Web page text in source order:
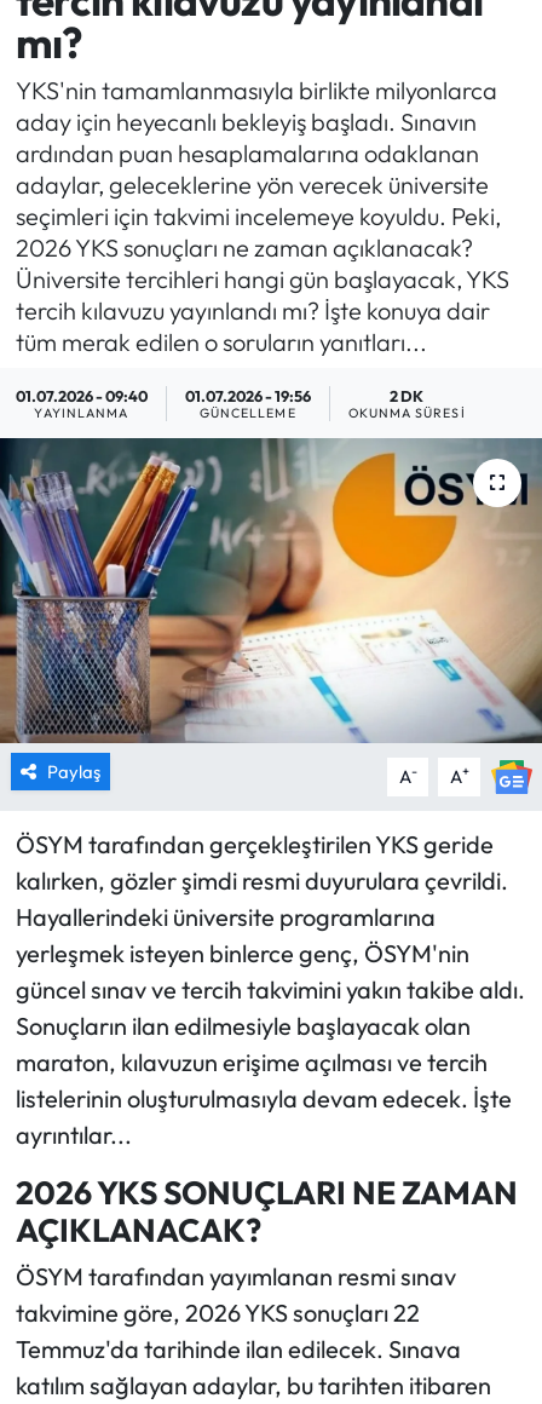
mı?
YKS'nin tamamlanmasıyla birlikte milyonlarca
aday için heyecanlı bekleyiş başladı. Sınavın
ardından puan hesaplamalarına odaklanan
adaylar, geleceklerine yön verecek üniversite
seçimleri için takvimi incelemeye koyuldu. Peki,
2026 YKS sonuçları ne zaman açıklanacak?
Üniversite tercihleri hangi gün başlayacak, YKS
tercih kılavuzu yayınlandı mı? İşte konuya dair
tüm merak edilen o soruların yanıtları...
01.07.2026 - 09:40
YAYINLANMA
01.07.2026 - 19:56
GÜNCELLEME
2 DK
OKUNMA SÜRESI
Paylaş A- A+
ÖSYM tarafından gerçekleştirilen YKS geride
kalırken, gözler şimdi resmi duyurulara çevrildi.
Hayallerindeki üniversite programlarına
yerleşmek isteyen binlerce genç, ÖSYM'nin
güncel sınav ve tercih takvimini yakın takibe aldı.
Sonuçların ilan edilmesiyle başlayacak olan
maraton, kılavuzun erişime açılması ve tercih
listelerinin oluşturulmasıyla devam edecek. İşte
ayrıntılar...
2026 YKS SONUÇLARI NE ZAMAN
AÇIKLANACAK?
ÖSYM tarafından yayımlanan resmi sınav
takvimine göre, 2026 YKS sonuçları 22
Temmuz'da tarihinde ilan edilecek. Sınava
katılım sağlayan adaylar, bu tarihten itibaren
MAGAZİN
SAĞLIK
SİYASET
SPOR
TARIM
TURİZM
YAŞAM
RESMİ İLANLAR
HABER İLAN